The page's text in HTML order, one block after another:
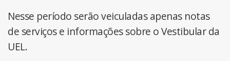
Nesse período serão veiculadas apenas notas
de serviços e informações sobre o Vestibular da
UEL.